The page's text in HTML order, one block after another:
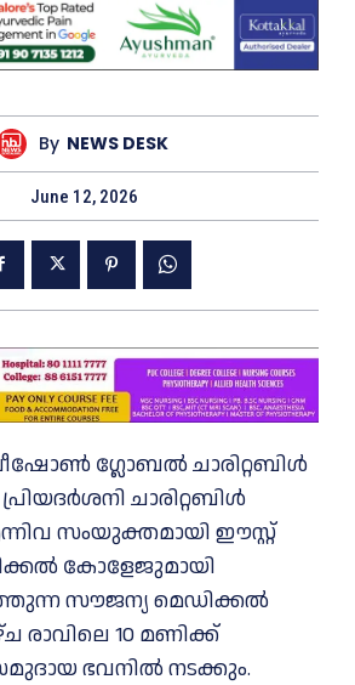
By NEWS DESK
June 12, 2026
ഗ്ലോബൽ ചാരിറ്റബിൾ
ചാരിറ്റബിൾ
സംയുക്തമായി ഈസ്റ്റ്
കോളേജുമായി
സൗജന്യ മെഡിക്കൽ
രാവിലെ 10 മണിക്ക്
ഭവനിൽ നടക്കും.